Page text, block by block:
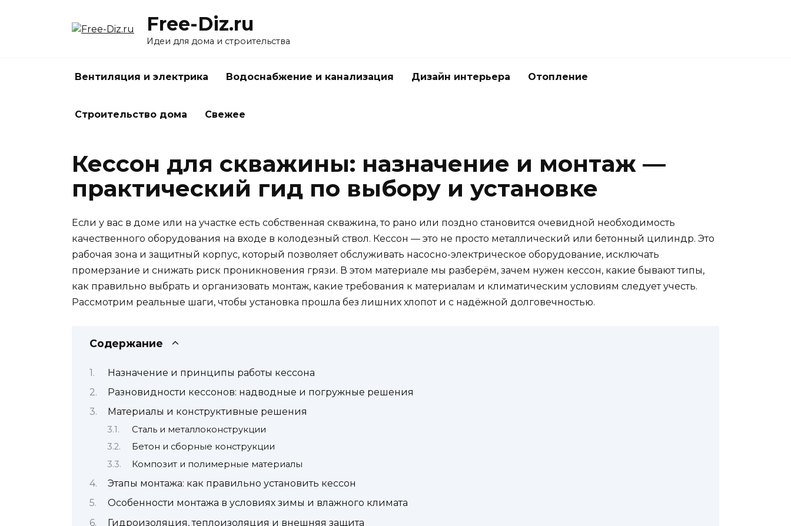
Free-Diz.ru
Идеи для дома и строительства
Вентиляция и электрика Водоснабжение и канализация Дизайн интерьера Отопление
Строительство дома Свежее
Кессон для скважины: назначение и монтаж —
практический гид по выбору и установке
Если у вас в доме или на участке есть собственная скважина, то рано или поздно становится очевидной необходимость
качественного оборудования на входе в колодезный ствол. Кессон — это не просто металлический или бетонный цилиндр. Это
рабочая зона и защитный корпус, который позволяет обслуживать насосно-электрическое оборудование, исключать
промерзание и снижать риск проникновения грязи. В этом материале мы разберём, зачем нужен кессон, какие бывают типы,
как правильно выбрать и организовать монтаж, какие требования к материалам и климатическим условиям следует учесть.
Рассмотрим реальные шаги, чтобы установка прошла без лишних хлопот и с надёжной долговечностью.
Содержание
Назначение и принципы работы кессона
Разновидности кессонов: надводные и погружные решения
Материалы и конструктивные решения
Сталь и металлоконструкции
Бетон и сборные конструкции
Композит и полимерные материалы
Этапы монтажа: как правильно установить кессон
Особенности монтажа в условиях зимы и влажного климата
Гидроизоляция, теплоизоляция и внешняя защита